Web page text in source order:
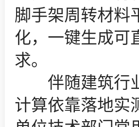
脚手架周转材料
化，一键生成可
求。
伴随建筑行业
计算依靠落地实